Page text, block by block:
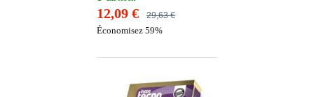
29,63 €
12,09 €
Économisez 59%